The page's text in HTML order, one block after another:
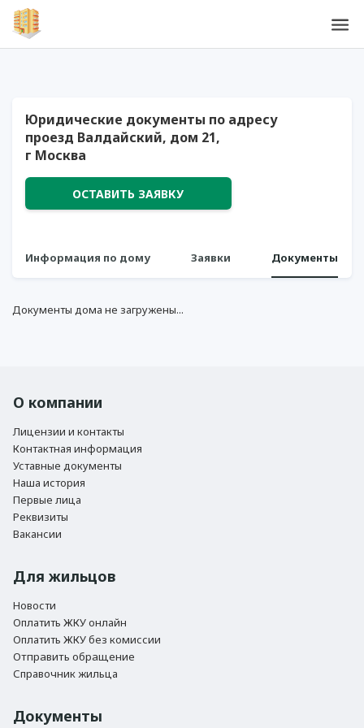
Юридические документы по адресу
проезд Валдайский, дом 21,
г Москва
ОСТАВИТЬ ЗАЯВКУ
Информация по дому Заявки Документы
Документы дома не загружены...
О компании
Лицензии и контакты
Контактная информация
Уставные документы
Наша история
Первые лица
Реквизиты
Вакансии
Для жильцов
Новости
Оплатить ЖКУ онлайн
Оплатить ЖКУ без комиссии
Отправить обращение
Справочник жильца
Документы